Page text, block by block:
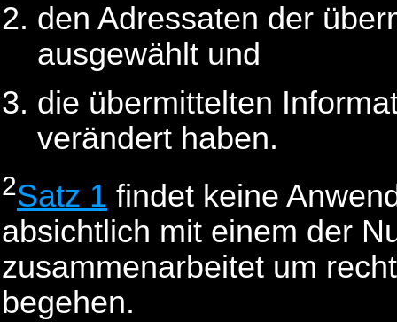
den Adressaten der
ausgewählt und
die übermittelten
verändert haben.
2Satz 1 findet keine
absichtlich mit einem der
zusammenarbeitet um
begehen.